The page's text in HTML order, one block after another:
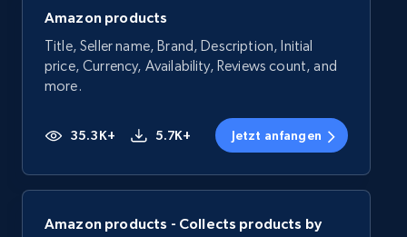
Amazon products
Title, Seller name, Brand, Description, Initial
price, Currency, Availability, Reviews count, and
more.
35.3K+ 5.7K+ Jetzt anfangen
Amazon products - Collects products by